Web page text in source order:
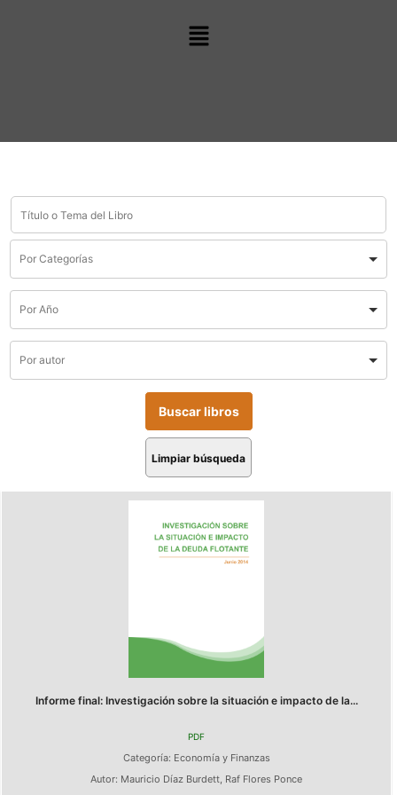
Limpiar búsqueda
Informe final: Investigación sobre la situación e impacto de la...
PDF
Categoría: Economía y Finanzas
Autor: Mauricio Díaz Burdett, Raf Flores Ponce